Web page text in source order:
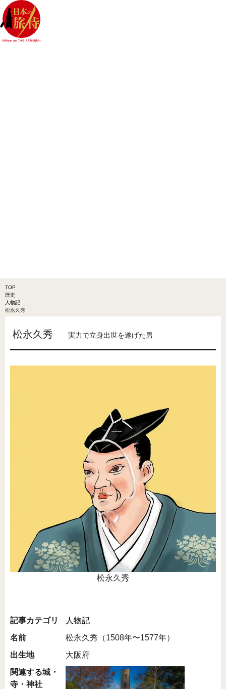
TOP
歴史
人物記
松永久秀
松永久秀 実力で立身出世を遂げた男
松永久秀
記事カテゴリ
人物記
名前
松永久秀（1508年〜1577年）
出生地
大阪府
関連する城・
寺・神社